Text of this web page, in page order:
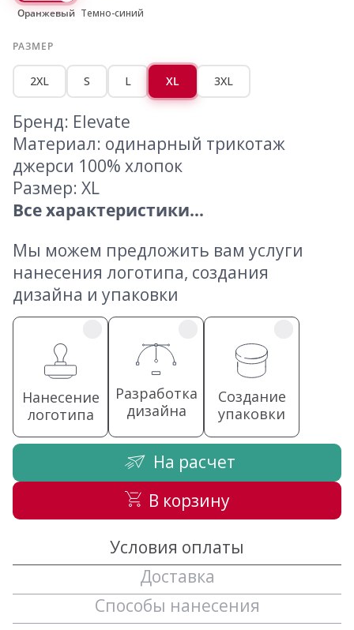
Оранжевый Темно-синий
РАЗМЕР
2XL S L XL 3XL
Бренд: Elevate
Материал: одинарный трикотаж
джерси 100% хлопок
Размер: XL
Все характеристики...
Мы можем предложить вам услуги
нанесения логотипа, создания
дизайна и упаковки
Нанесение
логотипа
Разработка
дизайна
Создание
упаковки
На расчет
В корзину
Условия оплаты
Доставка
Способы нанесения